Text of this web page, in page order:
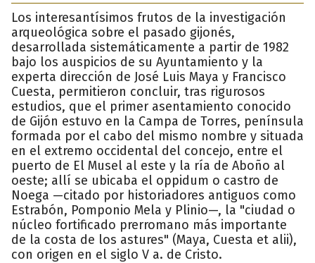
Los interesantísimos frutos de la investigación
arqueológica sobre el pasado gijonés,
desarrollada sistemáticamente a partir de 1982
bajo los auspicios de su Ayuntamiento y la
experta dirección de José Luis Maya y Francisco
Cuesta, permitieron concluir, tras rigurosos
estudios, que el primer asentamiento conocido
de Gijón estuvo en la Campa de Torres, península
formada por el cabo del mismo nombre y situada
en el extremo occidental del concejo, entre el
puerto de El Musel al este y la ría de Aboño al
oeste; allí se ubicaba el oppidum o castro de
Noega —citado por historiadores antiguos como
Estrabón, Pomponio Mela y Plinio—, la "ciudad o
núcleo fortificado prerromano más importante
de la costa de los astures" (Maya, Cuesta et alii),
con origen en el siglo V a. de Cristo.